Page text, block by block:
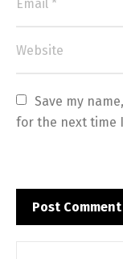
Save my
for the next time